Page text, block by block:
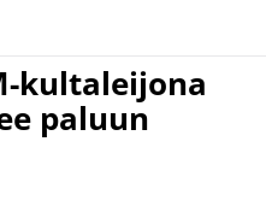
kultaleijona
paluun